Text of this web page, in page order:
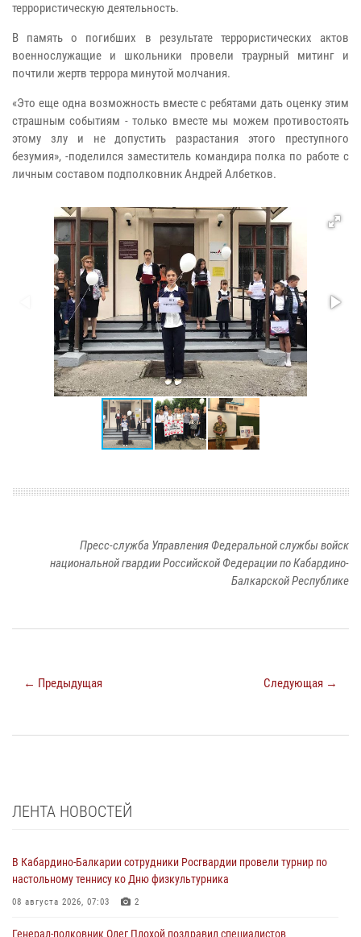
террористическую деятельность.
В память о погибших в результате террористических актов
военнослужащие и школьники провели траурный митинг и
почтили жертв террора минутой молчания.
«Это еще одна возможность вместе с ребятами дать оценку этим
страшным событиям - только вместе мы можем противостоять
этому злу и не допустить разрастания этого преступного
безумия», -поделился заместитель командира полка по работе с
личным составом подполковник Андрей Албетков.
Пресс-служба Управления Федеральной службы войск
национальной гвардии Российской Федерации по Кабардино-
Балкарской Республике
← Предыдущая Следующая →
ЛЕНТА НОВОСТЕЙ
В Кабардино-Балкарии сотрудники Росгвардии провели турнир по
настольному теннису ко Дню физкультурника
08 августа 2026, 07:03 2
Генерал-полковник Олег Плохой поздравил специалистов